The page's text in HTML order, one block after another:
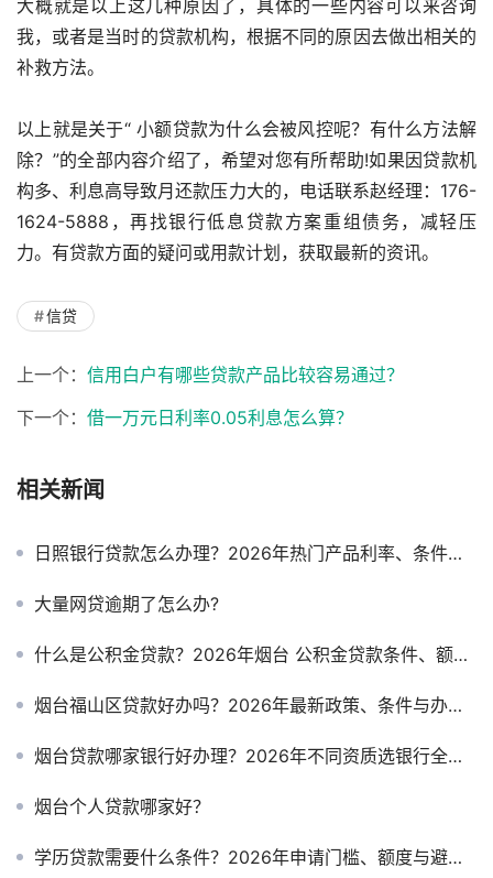
大概就是以上这几种原因了，具体的一些内容可以来咨询
我，或者是当时的贷款机构，根据不同的原因去做出相关的
补救方法。
以上就是关于“ 小额贷款为什么会被风控呢？有什么方法解
除？”的全部内容介绍了，希望对您有所帮助!如果因贷款机
构多、利息高导致月还款压力大的，电话联系赵经理：176-
1624-5888，再找银行低息贷款方案重组债务，减轻压
力。有贷款方面的疑问或用款计划，获取最新的资讯。
信贷
上一个： 信用白户有哪些贷款产品比较容易通过？
下一个： 借一万元日利率0.05利息怎么算？
相关新闻
日照银行贷款怎么办理？2026年热门产品利率、条件与申请攻略
大量网贷逾期了怎么办?
什么是公积金贷款？2026年烟台 公积金贷款条件、额度与办理流程全解析
烟台福山区贷款好办吗？2026年最新政策、条件与办理攻略
烟台贷款哪家银行好办理？2026年不同资质选银行全攻略
烟台个人贷款哪家好？
学历贷款需要什么条件？2026年申请门槛、额度与避坑指南